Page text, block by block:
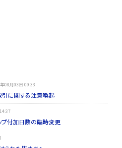
08月03日 09:33
引に関する注意喚起
プ付加日数の臨時変更